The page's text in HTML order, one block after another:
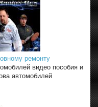
ремонту
видео пособия и
автомобилей